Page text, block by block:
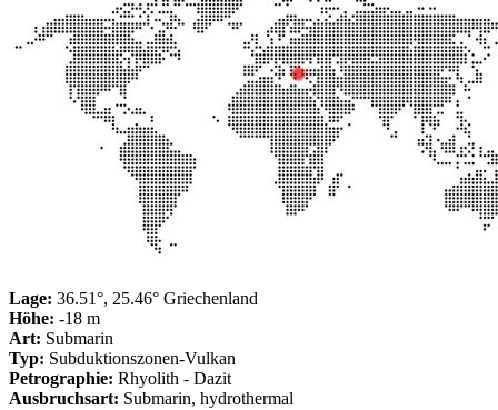
Lage: 36.51°, 25.46° Griechenland
Höhe: -18 m
Art: Submarin
Typ: Subduktionszonen-Vulkan
Petrographie: Rhyolith - Dazit
Ausbruchsart: Submarin, hydrothermal